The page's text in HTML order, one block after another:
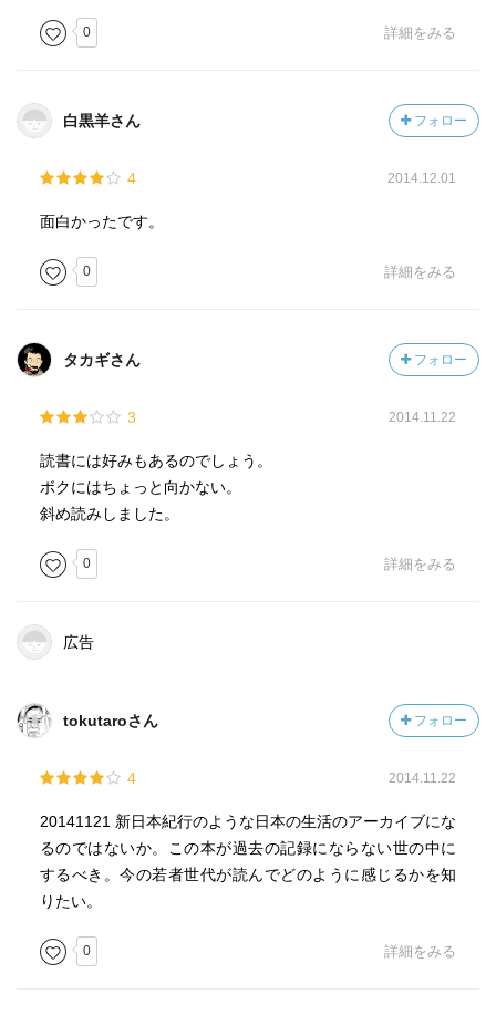
0 詳細をみる
白黒羊さん フォロー
4 2014.12.01
面白かったです。
0 詳細をみる
タカギさん フォロー
3 2014.11.22
読書には好みもあるのでしょう。
ボクにはちょっと向かない。
斜め読みしました。
0 詳細をみる
広告
tokutaroさん フォロー
4 2014.11.22
20141121 新日本紀行のような日本の生活のアーカイブにな
るのではないか。この本が過去の記録にならない世の中に
するべき。今の若者世代が読んでどのように感じるかを知
りたい。
0 詳細をみる